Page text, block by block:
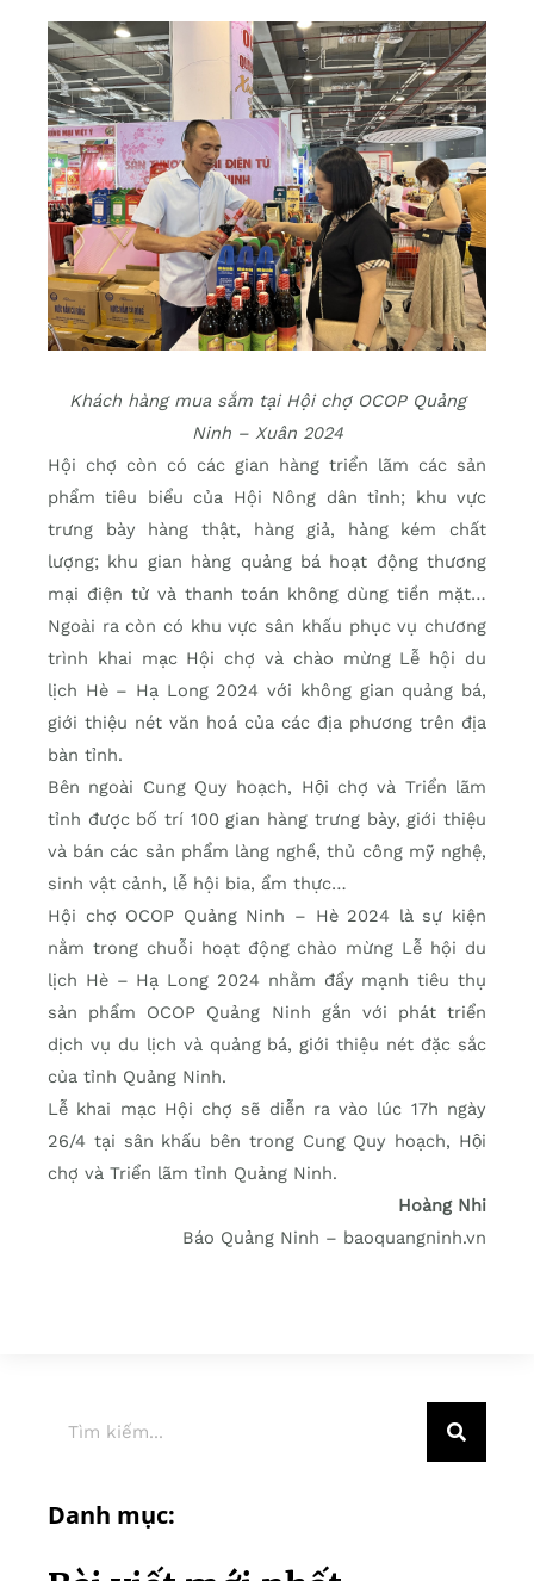
Khách hàng mua sắm tại Hội chợ OCOP Quảng
Ninh – Xuân 2024
Hội chợ còn có các gian hàng triển lãm các sản
phẩm tiêu biểu của Hội Nông dân tỉnh; khu vực
trưng bày hàng thật, hàng giả, hàng kém chất
lượng; khu gian hàng quảng bá hoạt động thương
mại điện tử và thanh toán không dùng tiền mặt…
Ngoài ra còn có khu vực sân khấu phục vụ chương
trình khai mạc Hội chợ và chào mừng Lễ hội du
lịch Hè – Hạ Long 2024 với không gian quảng bá,
giới thiệu nét văn hoá của các địa phương trên địa
bàn tỉnh.
Bên ngoài Cung Quy hoạch, Hội chợ và Triển lãm
tỉnh được bố trí 100 gian hàng trưng bày, giới thiệu
và bán các sản phẩm làng nghề, thủ công mỹ nghệ,
sinh vật cảnh, lễ hội bia, ẩm thực…
Hội chợ OCOP Quảng Ninh – Hè 2024 là sự kiện
nằm trong chuỗi hoạt động chào mừng Lễ hội du
lịch Hè – Hạ Long 2024 nhằm đẩy mạnh tiêu thụ
sản phẩm OCOP Quảng Ninh gắn với phát triển
dịch vụ du lịch và quảng bá, giới thiệu nét đặc sắc
của tỉnh Quảng Ninh.
Lễ khai mạc Hội chợ sẽ diễn ra vào lúc 17h ngày
26/4 tại sân khấu bên trong Cung Quy hoạch, Hội
chợ và Triển lãm tỉnh Quảng Ninh.
Hoàng Nhi
Báo Quảng Ninh – baoquangninh.vn
Danh mục: